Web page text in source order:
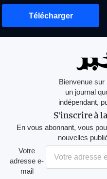
Télécharger
Bienvenue sur
un journal
indépendant,
S'inscrire à
En vous abonnant, vous
nouvelles
Votre
adresse e-
mail